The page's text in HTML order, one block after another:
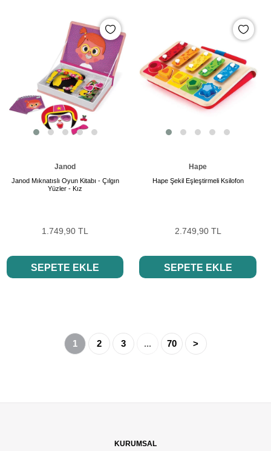
Janod
Janod Mıknatıslı Oyun Kitabı - Çılgın
Yüzler - Kız
1.749,90 TL
SEPETE EKLE
Hape
Hape Şekil Eşleştirmeli Ksilofon
2.749,90 TL
SEPETE EKLE
1 2 3 ... 70 >
KURUMSAL